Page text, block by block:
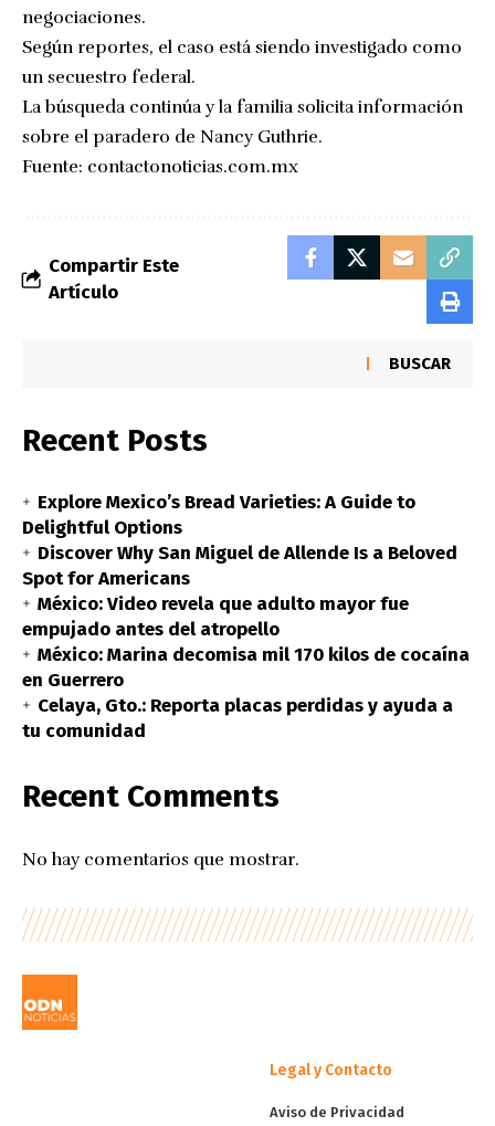
negociaciones.
Según reportes, el caso está siendo investigado como
un secuestro federal.
La búsqueda continúa y la familia solicita información
sobre el paradero de Nancy Guthrie.
Fuente: contactonoticias.com.mx
Compartir Este
Artículo
BUSCAR
Recent Posts
Explore Mexico’s Bread Varieties: A Guide to
Delightful Options
Discover Why San Miguel de Allende Is a Beloved
Spot for Americans
México: Video revela que adulto mayor fue
empujado antes del atropello
México: Marina decomisa mil 170 kilos de cocaína
en Guerrero
Celaya, Gto.: Reporta placas perdidas y ayuda a
tu comunidad
Recent Comments
No hay comentarios que mostrar.
Legal y Contacto
Aviso de Privacidad